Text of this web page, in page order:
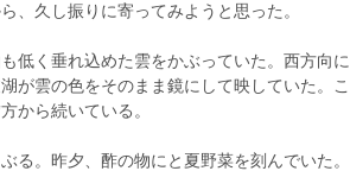
、久し振りに寄ってみようと思った。
低く垂れ込めた雲をかぶっていた。西方向に
が雲の色をそのまま鏡にして映していた。こ
から続いている。
る。昨夕、酢の物にと夏野菜を刻んでいた。